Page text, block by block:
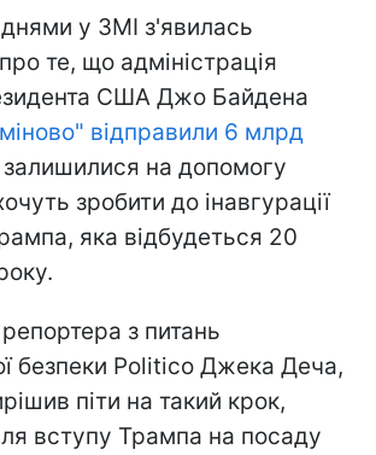
у ЗМІ з'явилась
те, що адміністрація
США Джо Байдена
відправили 6 млрд
залишилися на допомогу
зробити до інавгурації
яка відбудеться 20
з питань
безпеки Politico Джека Деча,
піти на такий крок,
вступу Трампа на посаду